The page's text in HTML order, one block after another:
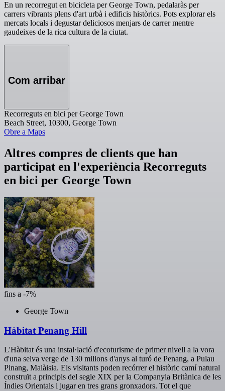
En un recorregut en bicicleta per George Town, pedalaràs per
carrers vibrants plens d'art urbà i edificis històrics. Pots explorar els
mercats locals i degustar deliciosos menjars de carrer mentre
gaudeixes de la rica cultura de la ciutat.
Com arribar
Recorreguts en bici per George Town
Beach Street, 10300, George Town
Obre a Maps
Altres compres de clients que han
participat en l'experiència Recorreguts
en bici per George Town
fins a -7%
George Town
Hàbitat Penang Hill
L'Hàbitat és una instal·lació d'ecoturisme de primer nivell a la vora
d'una selva verge de 130 milions d'anys al turó de Penang, a Pulau
Pinang, Malàisia. Els visitants poden recórrer el històric camí natural
construït a principis del segle XIX per la Companyia Britànica de les
Índies Orientals i jugar en tres grans gronxadors. Tot el que